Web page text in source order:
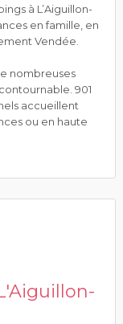
à L’Aiguillon-
en famille, en
Vendée.
nombreuses
901
accueillent
ou en haute